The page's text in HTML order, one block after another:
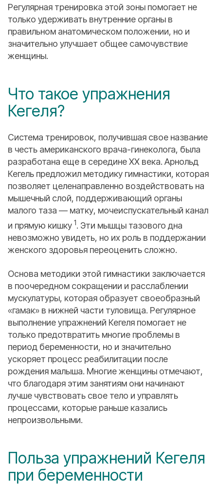
Регулярная тренировка этой зоны помогает не
только удерживать внутренние органы в
правильном анатомическом положении, но и
значительно улучшает общее самочувствие
женщины.
Что такое упражнения
Кегеля?
Система тренировок, получившая свое название
в честь американского врача-гинеколога, была
разработана еще в середине XX века. Арнольд
Кегель предложил методику гимнастики, которая
позволяет целенаправленно воздействовать на
мышечный слой, поддерживающий органы
малого таза — матку, мочеиспускательный канал
и прямую кишку 1. Эти мышцы тазового дна
невозможно увидеть, но их роль в поддержании
женского здоровья переоценить сложно.
Основа методики этой гимнастики заключается
в поочередном сокращении и расслаблении
мускулатуры, которая образует своеобразный
«гамак» в нижней части туловища. Регулярное
выполнение упражнений Кегеля помогает не
только предотвратить многие проблемы в
период беременности, но и значительно
ускоряет процесс реабилитации после
рождения малыша. Многие женщины отмечают,
что благодаря этим занятиям они начинают
лучше чувствовать свое тело и управлять
процессами, которые раньше казались
непроизвольными.
Польза упражнений Кегеля
при беременности